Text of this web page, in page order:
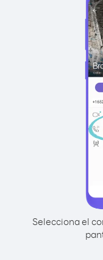
Selecciona el